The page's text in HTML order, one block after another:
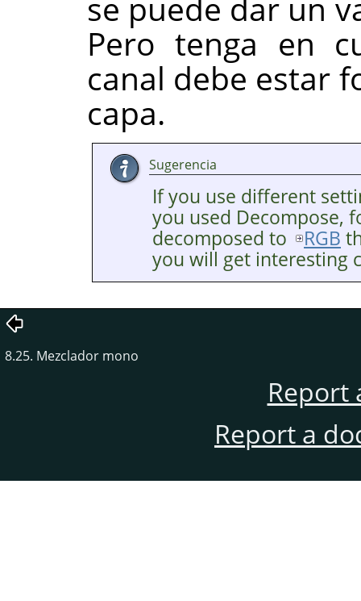
se puede dar un
Pero tenga en
canal debe estar
capa.
Sugerencia
If you use different
you used Decompose,
decomposed to
RGB
you will get interesting
8.25. Mezclador mono
Report
Report a